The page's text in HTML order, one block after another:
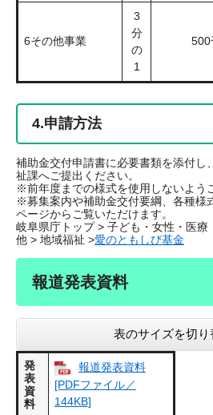
6その他事業
3
分
の
1
500
4.申請方法
補助金交付申請書に必要書類を添付し
祉課へご提出ください。
※前年度までの様式を使用しないよう
※募集案内や補助金交付要綱、各種様
ページからご覧いただけます。
岐阜県庁トップ > 子ども・女性・医
他 > 地域福祉 >愛のともしび基金
報道発表資料
表のサイズを切り
発
表
資
料
報道発表資料
[PDFファイル／
144KB]